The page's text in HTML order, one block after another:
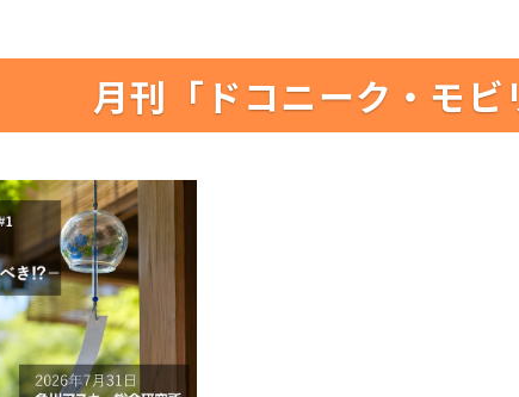
月刊「ドコニーク・モ